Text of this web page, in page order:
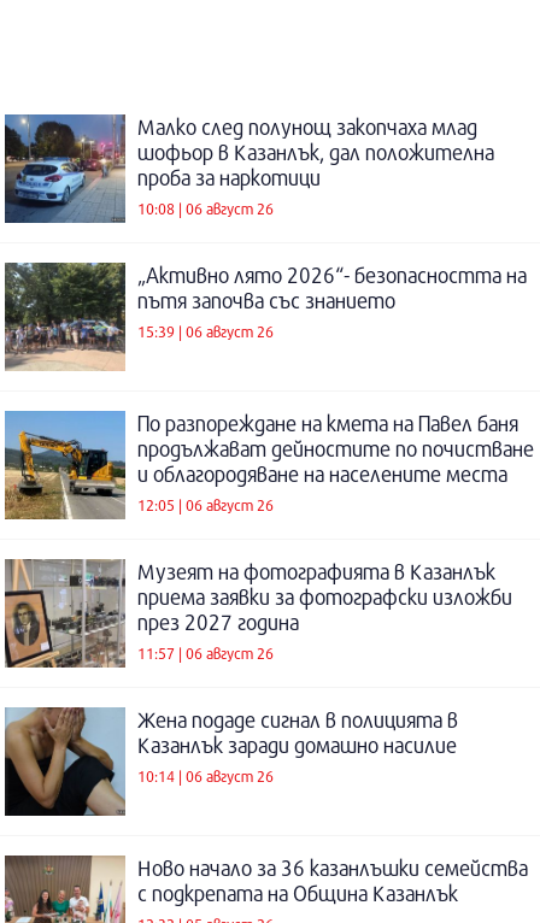
Малко след полунощ закопчаха млад
шофьор в Казанлък, дал положителна
проба за наркотици
10:08 | 06 август 26
„Активно лято 2026“- безопасността на
пътя започва със знанието
15:39 | 06 август 26
По разпореждане на кмета на Павел баня
продължават дейностите по почистване
и облагородяване на населените места
12:05 | 06 август 26
Музеят на фотографията в Казанлък
приема заявки за фотографски изложби
през 2027 година
11:57 | 06 август 26
Жена подаде сигнал в полицията в
Казанлък заради домашно насилие
10:14 | 06 август 26
Ново начало за 36 казанлъшки семейства
с подкрепата на Община Казанлък